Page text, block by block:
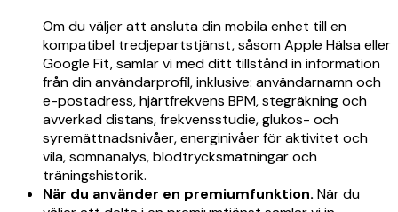
Om du väljer att ansluta din mobila enhet till en
kompatibel tredjepartstjänst, såsom Apple Hälsa eller
Google Fit, samlar vi med ditt tillstånd in information
från din användarprofil, inklusive: användarnamn och
e-postadress, hjärtfrekvens BPM, stegräkning och
avverkad distans, frekvensstudie, glukos- och
syremättnadsnivåer, energinivåer för aktivitet och
vila, sömnanalys, blodtrycksmätningar och
träningshistorik.
När du använder en premiumfunktion. När du